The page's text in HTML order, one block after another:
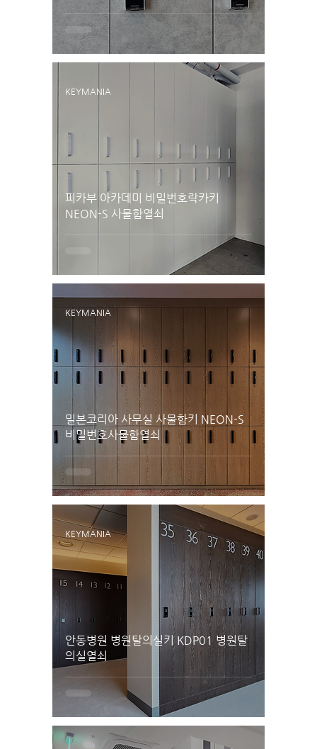
피카부 아카데미 비밀번호락카키
NEON-S 사물함열쇠
KEYMANIA
밀본코리아 사무실 사물함키 NEON-S
비밀번호사물함열쇠
KEYMANIA
안동병원 병원탈의실키 KDP01 병원탈
의실열쇠
KEYMANIA